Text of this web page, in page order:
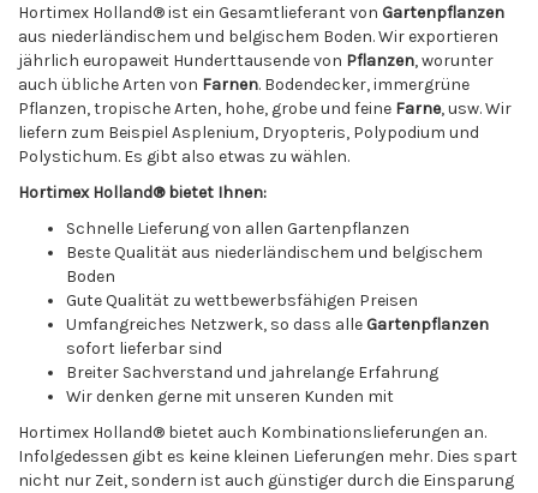
Hortimex Holland® ist ein Gesamtlieferant von Gartenpflanzen
aus niederländischem und belgischem Boden. Wir exportieren
jährlich europaweit Hunderttausende von Pflanzen, worunter
auch übliche Arten von Farnen. Bodendecker, immergrüne
Pflanzen, tropische Arten, hohe, grobe und feine Farne, usw. Wir
liefern zum Beispiel Asplenium, Dryopteris, Polypodium und
Polystichum. Es gibt also etwas zu wählen.
Hortimex Holland®bietet Ihnen:
Schnelle Lieferung von allen Gartenpflanzen
Beste Qualität aus niederländischem und belgischem
Boden
Gute Qualität zu wettbewerbsfähigen Preisen
Umfangreiches Netzwerk, so dass alleGartenpflanzen
sofort lieferbar sind
Breiter Sachverstand und jahrelange Erfahrung
Wir denken gerne mit unseren Kunden mit
Hortimex Holland® bietet auch Kombinationslieferungen an.
Infolgedessen gibt es keine kleinen Lieferungen mehr. Dies spart
nicht nur Zeit, sondern ist auch günstiger durch die Einsparung